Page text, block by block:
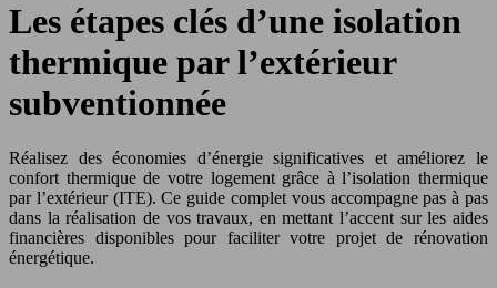
Les étapes clés d’une isolation
thermique par l’extérieur
subventionnée
Réalisez des économies d’énergie significatives et améliorez le
confort thermique de votre logement grâce à l’isolation thermique
par l’extérieur (ITE). Ce guide complet vous accompagne pas à pas
dans la réalisation de vos travaux, en mettant l’accent sur les aides
financières disponibles pour faciliter votre projet de rénovation
énergétique.